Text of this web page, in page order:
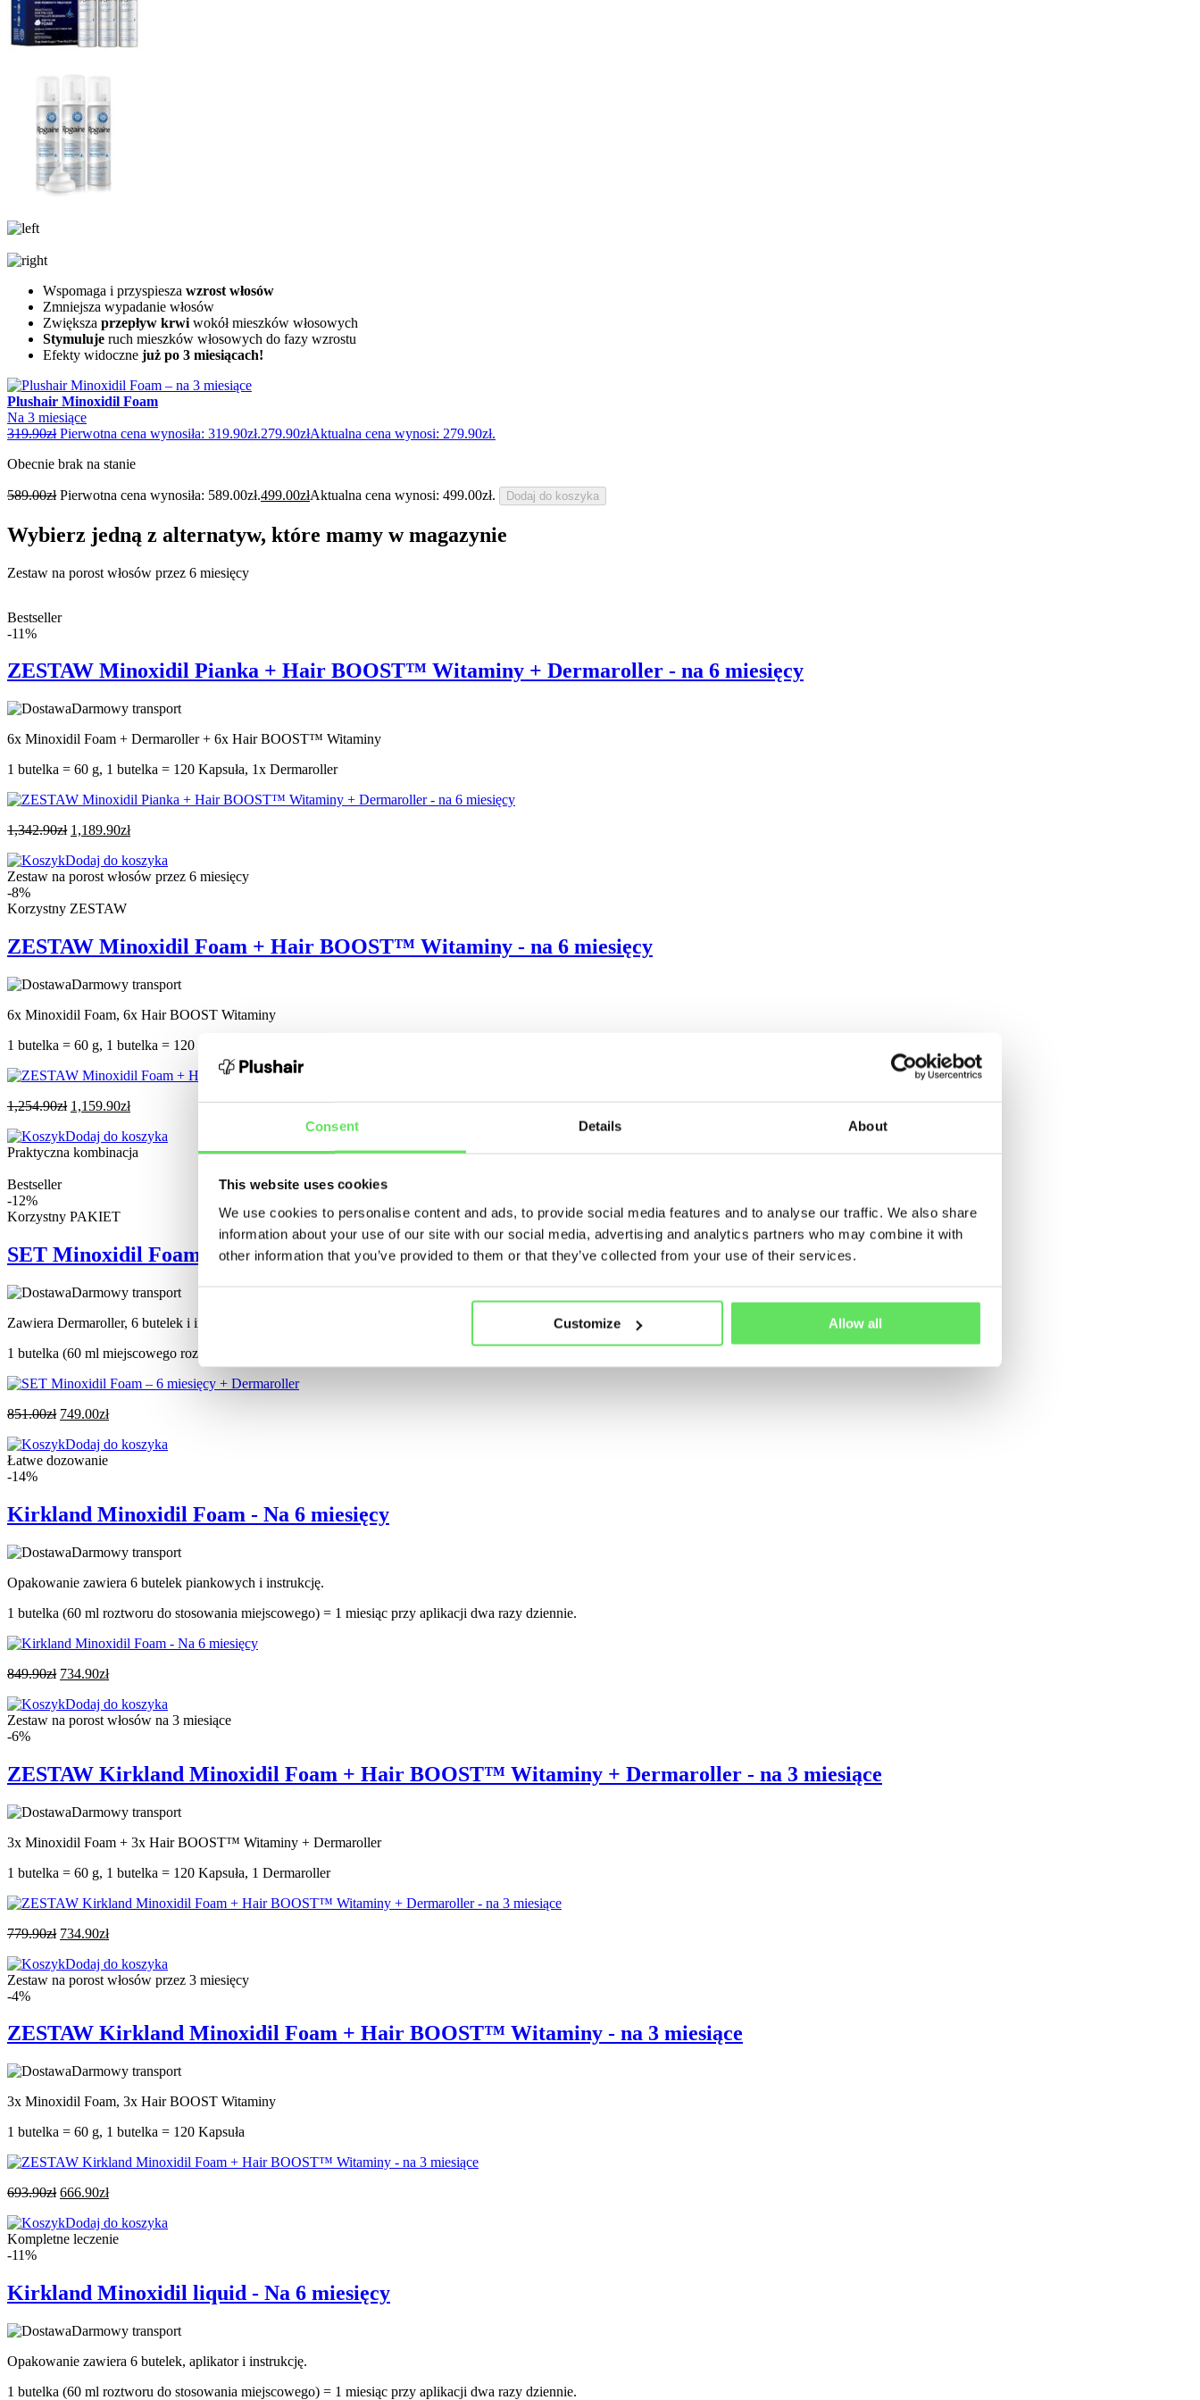
Consent Details About
This website uses cookies
We use cookies to personalise content and ads, to provide social media features and to analyse our traffic. We also share
information about your use of our site with our social media, advertising and analytics partners who may combine it with
other information that you’ve provided to them or that they’ve collected from your use of their services.
Customize Allow all
Wspomaga i przyspiesza wzrost włosów
Zmniejsza wypadanie włosów
Zwiększa przepływ krwi wokół mieszków włosowych
Stymuluje ruch mieszków włosowych do fazy wzrostu
Efekty widoczne już po 3 miesiącach!
Plushair Minoxidil Foam
Na 3 miesiące
319.90zł Pierwotna cena wynosiła: 319.90zł.279.90złAktualna cena wynosi: 279.90zł.
Obecnie brak na stanie
589.00zł Pierwotna cena wynosiła: 589.00zł.499.00złAktualna cena wynosi: 499.00zł. Dodaj do koszyka
Wybierz jedną z alternatyw, które mamy w magazynie
Zestaw na porost włosów przez 6 miesięcy
Bestseller
-11%
ZESTAW Minoxidil Pianka + Hair BOOST™ Witaminy + Dermaroller - na 6 miesięcy
Darmowy transport
6x Minoxidil Foam + Dermaroller + 6x Hair BOOST™ Witaminy
1 butelka = 60 g, 1 butelka = 120 Kapsuła, 1x Dermaroller
1,342.90zł 1,189.90zł
Dodaj do koszyka
Zestaw na porost włosów przez 6 miesięcy
-8%
Korzystny ZESTAW
ZESTAW Minoxidil Foam + Hair BOOST™ Witaminy - na 6 miesięcy
Darmowy transport
6x Minoxidil Foam, 6x Hair BOOST Witaminy
1 butelka = 60 g, 1 butelka = 120 Kapsuła
1,254.90zł 1,159.90zł
Dodaj do koszyka
Praktyczna kombinacja
Bestseller
-12%
Korzystny PAKIET
SET Minoxidil Foam – 6 miesięcy + Dermaroller
Darmowy transport
Zawiera Dermaroller, 6 butelek i instrukcję zastsowania.
1 butelka (60 ml miejscowego roztworu) = 1 miesiąc przy stosowaniu dwa razy dziennie.
851.00zł 749.00zł
Dodaj do koszyka
Łatwe dozowanie
-14%
Kirkland Minoxidil Foam - Na 6 miesięcy
Darmowy transport
Opakowanie zawiera 6 butelek piankowych i instrukcję.
1 butelka (60 ml roztworu do stosowania miejscowego) = 1 miesiąc przy aplikacji dwa razy dziennie.
849.90zł 734.90zł
Dodaj do koszyka
Zestaw na porost włosów na 3 miesiące
-6%
ZESTAW Kirkland Minoxidil Foam + Hair BOOST™ Witaminy + Dermaroller - na 3 miesiące
Darmowy transport
3x Minoxidil Foam + 3x Hair BOOST™ Witaminy + Dermaroller
1 butelka = 60 g, 1 butelka = 120 Kapsuła, 1 Dermaroller
779.90zł 734.90zł
Dodaj do koszyka
Zestaw na porost włosów przez 3 miesięcy
-4%
ZESTAW Kirkland Minoxidil Foam + Hair BOOST™ Witaminy - na 3 miesiące
Darmowy transport
3x Minoxidil Foam, 3x Hair BOOST Witaminy
1 butelka = 60 g, 1 butelka = 120 Kapsuła
693.90zł 666.90zł
Dodaj do koszyka
Kompletne leczenie
-11%
Kirkland Minoxidil liquid - Na 6 miesięcy
Darmowy transport
Opakowanie zawiera 6 butelek, aplikator i instrukcję.
1 butelka (60 ml roztworu do stosowania miejscowego) = 1 miesiąc przy aplikacji dwa razy dziennie.